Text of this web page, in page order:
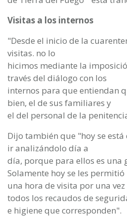
Visitas a los internos
"Desde el inicio de la
visitas. no lo
hicimos mediante la
través del diálogo con los
internos para que entiendan
bien, el de sus familiares y
el del personal de la
Dijo también que "hoy se está
ir analizándolo día a
día, porque para ellos es una
Solamente hoy se les permitió
una hora de visita por una
todos los recaudos de
e higiene que corresponden".